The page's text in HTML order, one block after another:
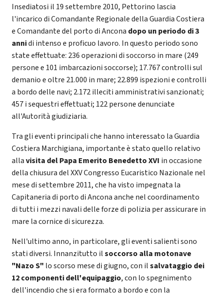
Insediatosi il 19 settembre 2010, Pettorino lascia
l'incarico di Comandante Regionale della Guardia Costiera
e Comandante del porto di Ancona dopo un periodo di 3
annidi intenso e proficuo lavoro. In questo periodo sono
state effettuate: 236 operazioni di soccorso in mare (249
persone e 101 imbarcazioni soccorse); 17.767 controlli sul
demanio e oltre 21.000 in mare; 22.899 ispezioni e controlli
a bordo delle navi; 2.172 illeciti amministrativi sanzionati;
457 i sequestri effettuati; 122 persone denunciate
all'Autorità giudiziaria.
Tra gli eventi principali che hanno interessato la Guardia
Costiera Marchigiana, importante è stato quello relativo
allavisita del Papa Emerito Benedetto XVI in occasione
della chiusura del XXV Congresso Eucaristico Nazionale nel
mese di settembre 2011, che ha visto impegnata la
Capitaneria di porto di Ancona anche nel coordinamento
di tutti i mezzi navali delle forze di polizia per assicurare in
mare la cornice di sicurezza.
Nell'ultimo anno, in particolare, gli eventi salienti sono
stati diversi. Innanzitutto ilsoccorso alla motonave
"Nazo S" lo scorso mese di giugno, con ilsalvataggio dei
12 componenti dell'equipaggio, con lo spegnimento
dell'incendio che si era formato a bordo e con la